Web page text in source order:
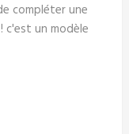
compléter une
c'est un modèle